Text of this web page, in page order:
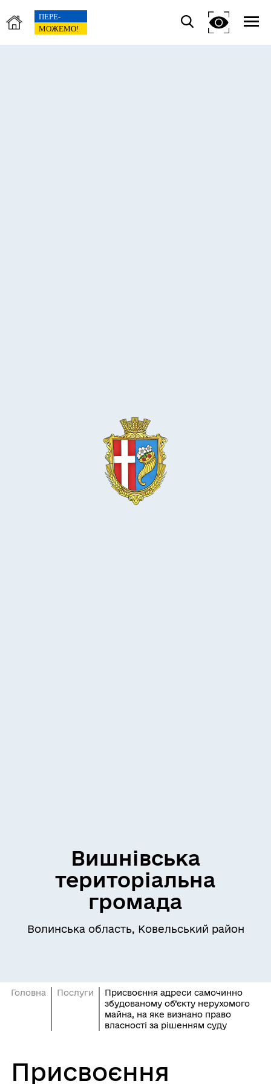
Вишнівська
територіальна
громада
Волинська область, Ковельський район
Головна Послуги
Присвоєння адреси самочинно
збудованому об’єкту нерухомого
майна, на яке визнано право
власності за рішенням суду
Присвоєння